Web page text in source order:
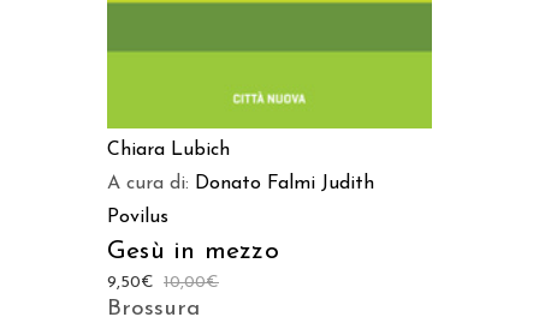
Chiara Lubich
A cura di: Donato Falmi Judith
Povilus
Gesù in mezzo
10,00€
9,50€
Brossura